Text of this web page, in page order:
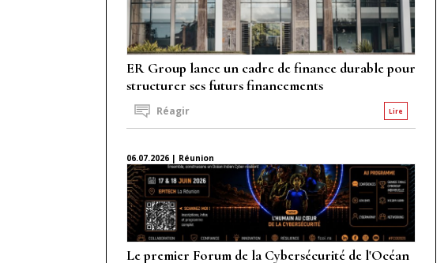
ER Group lance un cadre de finance durable pour
structurer ses futurs financements
Lire
Réagir
06.07.2026 | Réunion
Le premier Forum de la Cybersécurité de l'Océan